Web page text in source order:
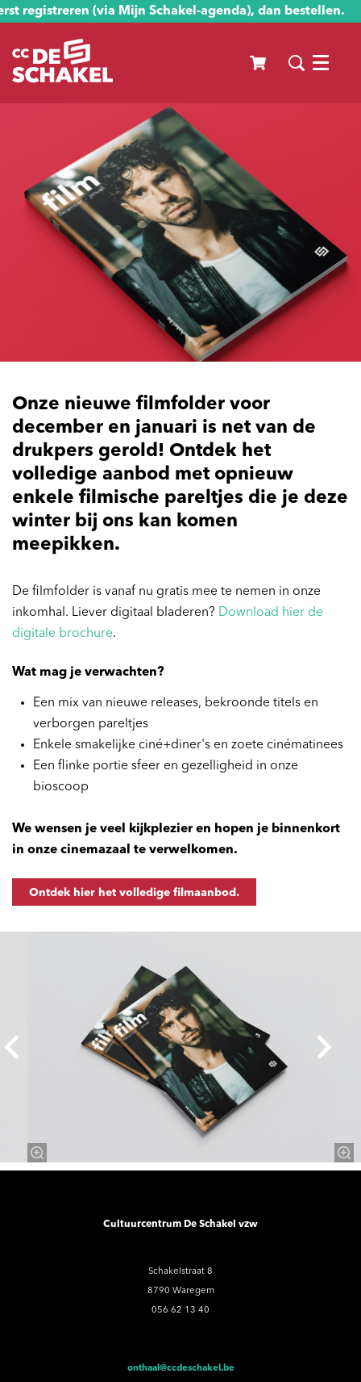
registreren (via Mijn Schakel-agenda), dan bestellen.
Menu
Onze nieuwe filmfolder voor
december en januari is net van de
drukpers gerold! Ontdek het
volledige aanbod met opnieuw
enkele filmische pareltjes die je deze
winter bij ons kan komen
meepikken.
De filmfolder is vanaf nu gratis mee te nemen in onze
inkomhal. Liever digitaal bladeren? Download hier de
digitale brochure.
Wat mag je verwachten?
Een mix van nieuwe releases, bekroonde titels en
verborgen pareltjes
Enkele smakelijke ciné+diner's en zoete cinématinees
Een flinke portie sfeer en gezelligheid in onze
bioscoop
We wensen je veel kijkplezier en hopen je binnenkort
in onze cinemazaal te verwelkomen.
Ontdek hier het volledige filmaanbod.
Inzoomen
Cultuurcentrum De Schakel vzw
Schakelstraat 8
8790 Waregem
056 62 13 40
onthaal@ccdeschakel.be